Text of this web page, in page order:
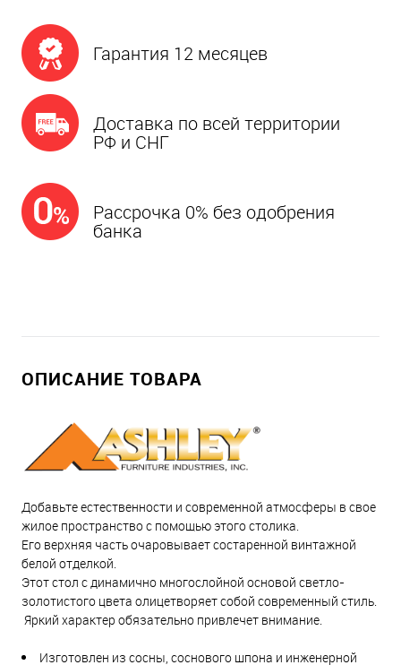
Гарантия 12 месяцев
Доставка по всей территории
РФ и СНГ
Рассрочка 0% без одобрения
банка
ОПИСАНИЕ ТОВАРА
Добавьте естественности и современной атмосферы в свое
жилое пространство с помощью этого столика.
Его верхняя часть очаровывает состаренной винтажной
белой отделкой.
Этот стол с динамично многослойной основой светло-
золотистого цвета олицетворяет собой современный стиль.
Яркий характер обязательно привлечет внимание.
Изготовлен из сосны, соснового шпона и инженерной